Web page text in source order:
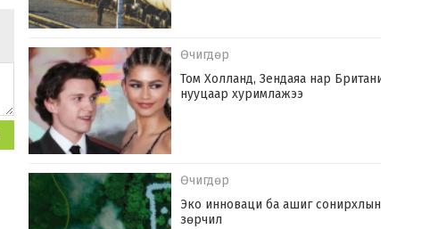
Өчигдөр
Том Холланд, Зендаяа нар Британид
нууцаар хуримлажээ
Өчигдөр
Эко инноваци ба ашиг сонирхлын
зөрчил